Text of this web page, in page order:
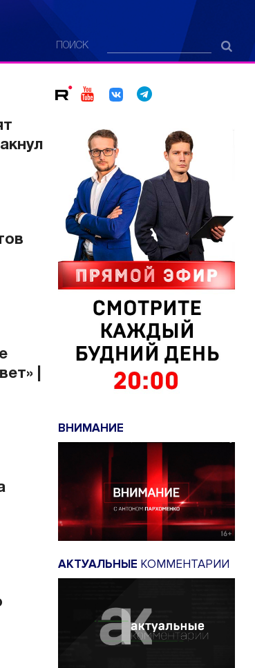
ПОИСК
|
ВНИМАНИЕ
АКТУАЛЬНЫЕ КОММЕНТАРИИ